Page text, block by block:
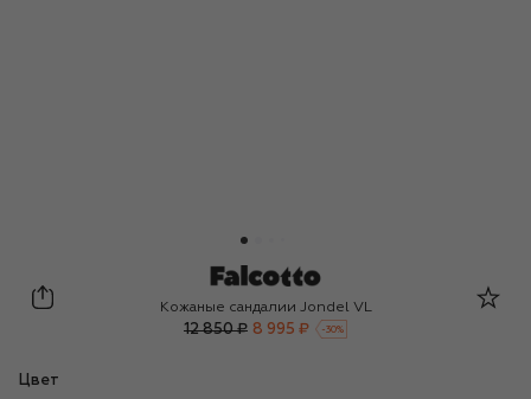
Falcotto
Кожаные сандалии Jondel VL
12 850 ₽ 8 995 ₽ -30%
Цвет